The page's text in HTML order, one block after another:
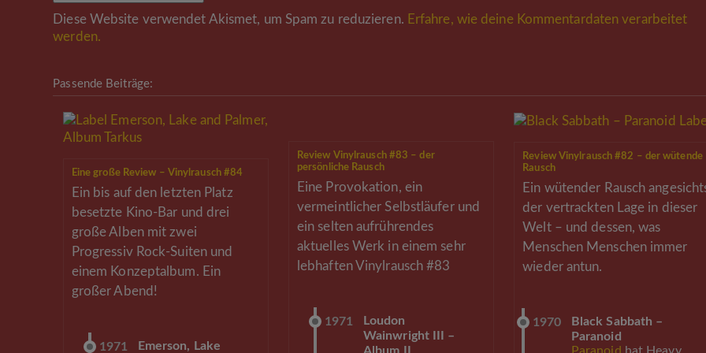
Diese Website verwendet Akismet, um Spam zu reduzieren. Erfahre, wie deine Kommentardaten verarbeitet
werden.
Passende Beiträge:
Eine große Review – Vinylrausch #84
Ein bis auf den letzten Platz
besetzte Kino-Bar und drei
große Alben mit zwei
Progressiv Rock-Suiten und
einem Konzeptalbum. Ein
großer Abend!
1971 Emerson, Lake
Review Vinylrausch #83 – der
persönliche Rausch
Eine Provokation, ein
vermeintlicher Selbstläufer und
ein selten aufrührendes
aktuelles Werk in einem sehr
lebhaften Vinylrausch #83
1971
Loudon
Wainwright III –
Review Vinylrausch #82 – der wütende
Rausch
Ein wütender Rausch
der vertrackten Lage in dieser
Welt – und dessen, was
Menschen Menschen immer
wieder antun.
1970
Black Sabbath –
Paranoid
Paranoid hat Heavy